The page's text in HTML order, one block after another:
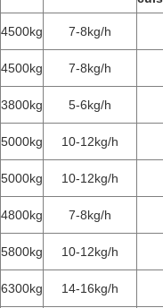
4500kg
7-8kg/h
4500kg
7-8kg/h
3800kg
5-6kg/h
5000kg
10-12kg/h
5000kg
10-12kg/h
4800kg
7-8kg/h
5800kg
10-12kg/h
6300kg
14-16kg/h